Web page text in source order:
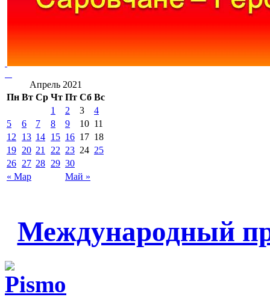
Апрель 2021
Пн Вт Ср Чт Пт Сб Вс
« Мар Май »
1 2 3
4
5
6 7 8 9 10 11
12
13 14 15 16 17 18
19 20 21 22 23 24 25
26 27 28 29 30
Международный